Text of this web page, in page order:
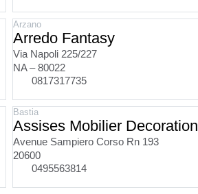
Arzano
Arredo Fantasy
Via Napoli 225/227
NA – 80022
0817317735
Bastia
Assises Mobilier Decoration
Avenue Sampiero Corso Rn 193
20600
0495563814